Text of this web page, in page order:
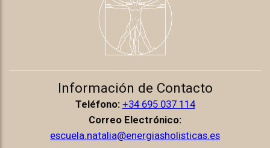
Información de Contacto
Teléfono: +34 695 037 114
Correo Electrónico:
escuela.natalia@energiasholisticas.es